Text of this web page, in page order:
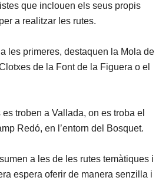
que inclouen els seus propis
a realitzar les rutes.
les primeres, destaquen la Mola de
de la Font de la Figuera o el
troben a Vallada, on es troba el
Redó, en l’entorn del Bosquet.
a les de les rutes temàtiques i
espera oferir de manera senzilla i